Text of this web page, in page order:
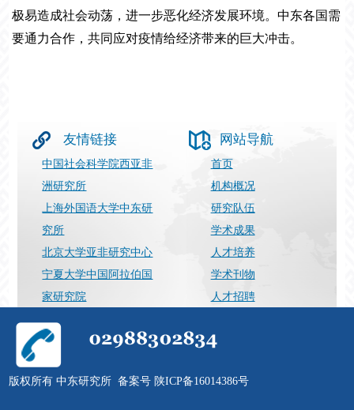
极易造成社会动荡，进一步恶化经济发展环境。中东各国需
要通力合作，共同应对疫情给经济带来的巨大冲击。
友情链接
中国社会科学院西亚非
洲研究所
上海外国语大学中东研
究所
北京大学亚非研究中心
宁夏大学中国阿拉伯国
家研究院
网站导航
首页
机构概况
研究队伍
学术成果
人才培养
学术刊物
人才招聘
邮件：Support@nwuimes.com
版权所有 中东研究所 备案号 陕ICP备16014386号